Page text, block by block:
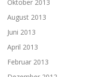
Oktober 2013
August 2013
Juni 2013
April 2013
Februar 2013